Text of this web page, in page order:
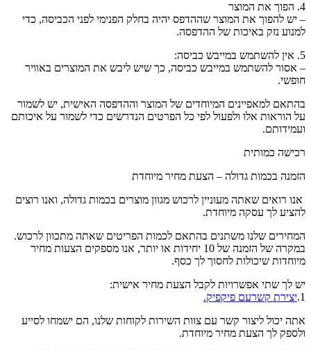
4. הפוך את המוצר
– יש להפוך את המוצר שההדפס יהיה בחלק הפנימי לפני הכביסה, כדי
למנוע נזק באיכות של ההדפסה.
5. אין להשתמש במייבש כביסה:
– אסור להשתמש במייבש כביסה, כך שיש ליבש את המוצרים באוויר
חופשי.
בהתאם למאפיינים המיוחדים של המוצר וההדפסה האישית, יש לשמור
על הוראות אלו ולפעול לפי כל הפרטים הנדרשים כדי לשמור על איכותם
ועמידותם.
רכישה כמותית
הזמנה בכמות גדולה – הצעת מחיר מיוחדת
אנו רואים שאתה מעוניין לרכוש מגוון מוצרים בכמות גדולה, ואנו רוצים
להציע לך עסקה מיוחדת.
המחירים שלנו משתנים בהתאם לכמות הפריטים שאתה מתכוון לרכוש.
במקרה של הזמנה של 10 יחידות או יותר, אנו מספקים הצעות מחיר
מיוחדות שיכולות לחסוך לך כסף.
יש לך שתי אפשרויות לקבל הצעת מחיר אישית:
1. יצירת קשרעם פיקפיק.
אתה יכול ליצור קשר עם צוות השירות לקוחות שלנו, הם ישמחו לסייע
ולספק לך הצעת מחיר מיוחדת.